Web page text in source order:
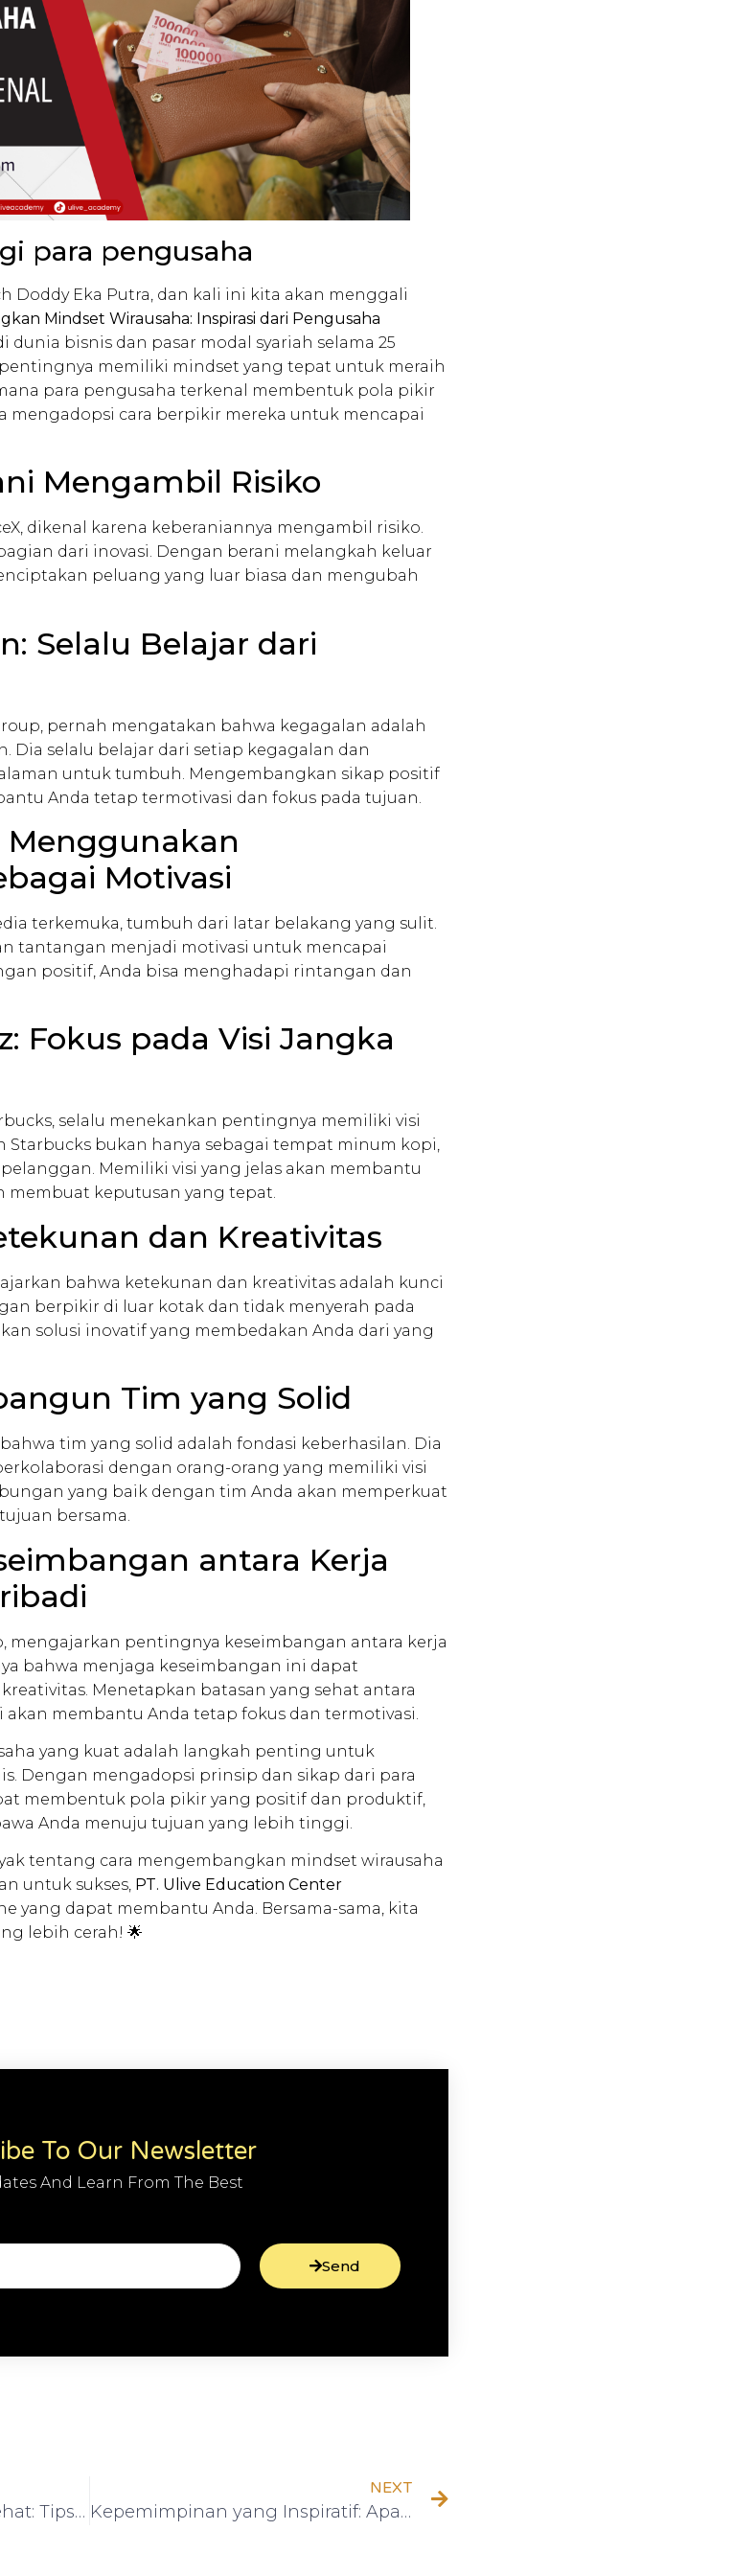
para pengusaha
Doddy Eka Putra, dan kali ini kita akan menggali
Mindset Wirausaha: Inspirasi dari Pengusaha
dunia bisnis dan pasar modal syariah selama 25
memiliki mindset yang tepat untuk meraih
para pengusaha terkenal membentuk pola pikir
mengadopsi cara berpikir mereka untuk mencapai
Mengambil Risiko
dikenal karena keberaniannya mengambil risiko.
dari inovasi. Dengan berani melangkah keluar
peluang yang luar biasa dan mengubah
Selalu Belajar dari
pernah mengatakan bahwa kegagalan adalah
Dia selalu belajar dari setiap kegagalan dan
untuk tumbuh. Mengembangkan sikap positif
Anda tetap termotivasi dan fokus pada tujuan.
Menggunakan
Motivasi
terkemuka, tumbuh dari latar belakang yang sulit.
tantangan menjadi motivasi untuk mencapai
positif, Anda bisa menghadapi rintangan dan
Fokus pada Visi Jangka
selalu menekankan pentingnya memiliki visi
bukan hanya sebagai tempat minum kopi,
Memiliki visi yang jelas akan membantu
membuat keputusan yang tepat.
dan Kreativitas
bahwa ketekunan dan kreativitas adalah kunci
berpikir di luar kotak dan tidak menyerah pada
solusi inovatif yang membedakan Anda dari yang
Tim yang Solid
tim yang solid adalah fondasi keberhasilan. Dia
dengan orang-orang yang memiliki visi
yang baik dengan tim Anda akan memperkuat
bersama.
antara Kerja
mengajarkan pentingnya keseimbangan antara kerja
bahwa menjaga keseimbangan ini dapat
Menetapkan batasan yang sehat antara
membantu Anda tetap fokus dan termotivasi.
yang kuat adalah langkah penting untuk
Dengan mengadopsi prinsip dan sikap dari para
membentuk pola pikir yang positif dan produktif,
Anda menuju tujuan yang lebih tinggi.
tentang cara mengembangkan mindset wirausaha
untuk sukses, PT. Ulive Education Center
yang dapat membantu Anda. Bersama-sama, kita
lebih cerah! 🌟
To Our Newsletter
And Learn From The Best
Send
Keuangan Pribadi yang Sehat: Tips dari Para Ahli untuk Mencapai Tujuan
NEXT
Kepemimpinan yang Inspiratif: Apa yang Dapat Kita Pelajari dari CEO Terkenal